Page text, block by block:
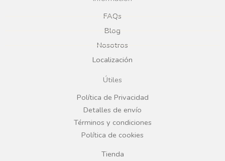
e
b
o
o
k
g
r
a
FAQs
Blog
Nosotros
Localización
Útiles
Política de Privacidad
Detalles de envío
Términos y condiciones
Política de cookies
Tienda